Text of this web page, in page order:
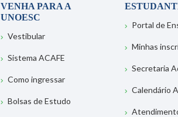
VENHA PARA A
UNOESC
Vestibular
Sistema ACAFE
Como ingressar
Bolsas de Estudo
Portal de
Minhas
Secretaria
Calendário